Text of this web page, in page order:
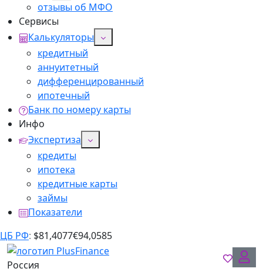
отзывы об МФО
Сервисы
Калькуляторы
кредитный
аннуитетный
дифференцированный
ипотечный
Банк по номеру карты
Инфо
Экспертиза
кредиты
ипотека
кредитные карты
займы
Показатели
ЦБ РФ: $81,4077€94,0585
Россия